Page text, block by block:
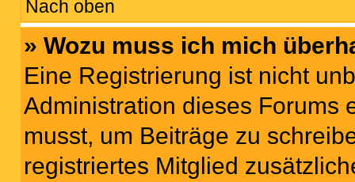
Nach oben
» Wozu muss ich mich
Eine Registrierung ist nicht
Administration dieses Forums
musst, um Beiträge zu
registriertes Mitglied